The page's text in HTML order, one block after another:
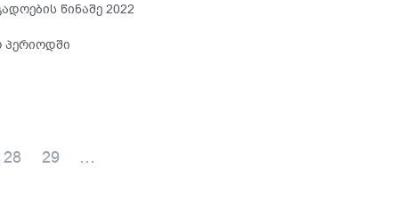
წინაშე 2022
პერიოდში
28 29
…